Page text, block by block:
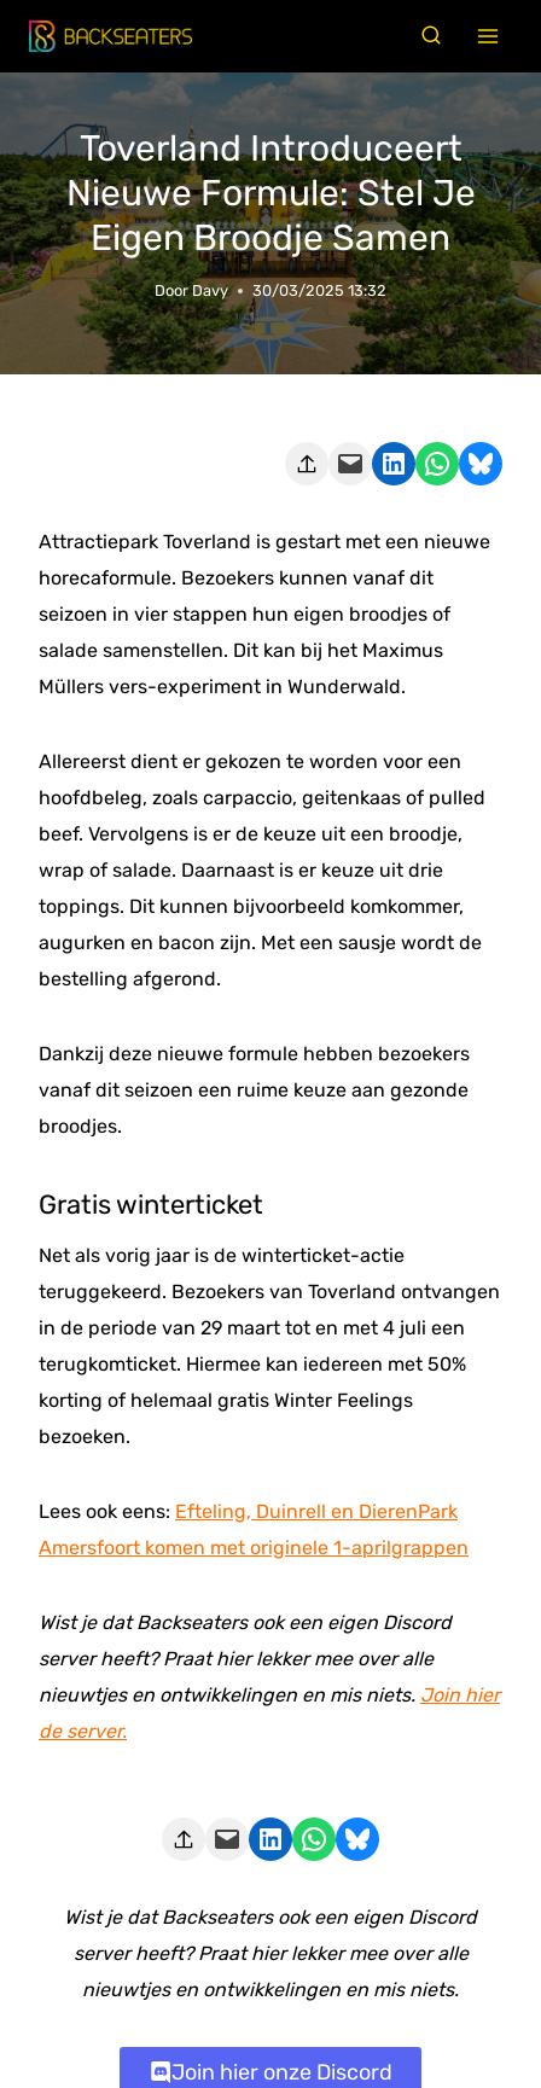
Doorgaan
naar
Toverland Introduceert
Nieuwe Formule: Stel Je
Eigen Broodje Samen
Door Davy 30/03/2025 13:32
Deze pagina e-mailen Delen op LinkedIn Delen via WhatsApp Share on Bluesky
Attractiepark Toverland is gestart met een nieuwe
horecaformule. Bezoekers kunnen vanaf dit
seizoen in vier stappen hun eigen broodjes of
salade samenstellen. Dit kan bij het Maximus
Müllers vers-experiment in Wunderwald.
Allereerst dient er gekozen te worden voor een
hoofdbeleg, zoals carpaccio, geitenkaas of pulled
beef. Vervolgens is er de keuze uit een broodje,
wrap of salade. Daarnaast is er keuze uit drie
toppings. Dit kunnen bijvoorbeeld komkommer,
augurken en bacon zijn. Met een sausje wordt de
bestelling afgerond.
Dankzij deze nieuwe formule hebben bezoekers
vanaf dit seizoen een ruime keuze aan gezonde
broodjes.
Gratis winterticket
Net als vorig jaar is de winterticket-actie
teruggekeerd. Bezoekers van Toverland ontvangen
in de periode van 29 maart tot en met 4 juli een
terugkomticket. Hiermee kan iedereen met 50%
korting of helemaal gratis Winter Feelings
bezoeken.
Lees ook eens: Efteling, Duinrell en DierenPark
Amersfoort komen met originele 1-aprilgrappen
Wist je dat Backseaters ook een eigen Discord
server heeft? Praat hier lekker mee over alle
nieuwtjes en ontwikkelingen en mis niets. Join hier
de server.
Deze pagina e-mailen Delen op LinkedIn Delen via WhatsApp Share on Bluesky
Wist je dat Backseaters ook een eigen Discord
server heeft? Praat hier lekker mee over alle
nieuwtjes en ontwikkelingen en mis niets.
Join hier onze Discord